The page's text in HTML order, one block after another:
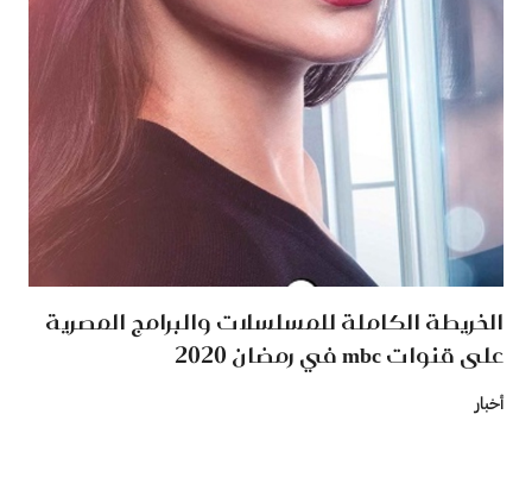
الخريطة الكاملة للمسلسلات والبرامج المصرية
على قنوات mbc في رمضان 2020
أخبار